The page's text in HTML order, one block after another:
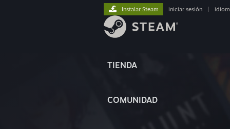
TIENDA
COMUNIDAD
Instalar Steam iniciar sesión